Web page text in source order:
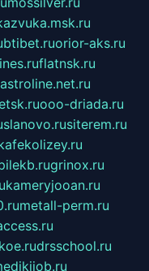
orior-aks.ru
flatnsk.ru
astroline.net.ru
ooo-driada.ru
siterem.ru
grinox.ru
kameryjooan.ru
metall-perm.ru
drsschool.ru